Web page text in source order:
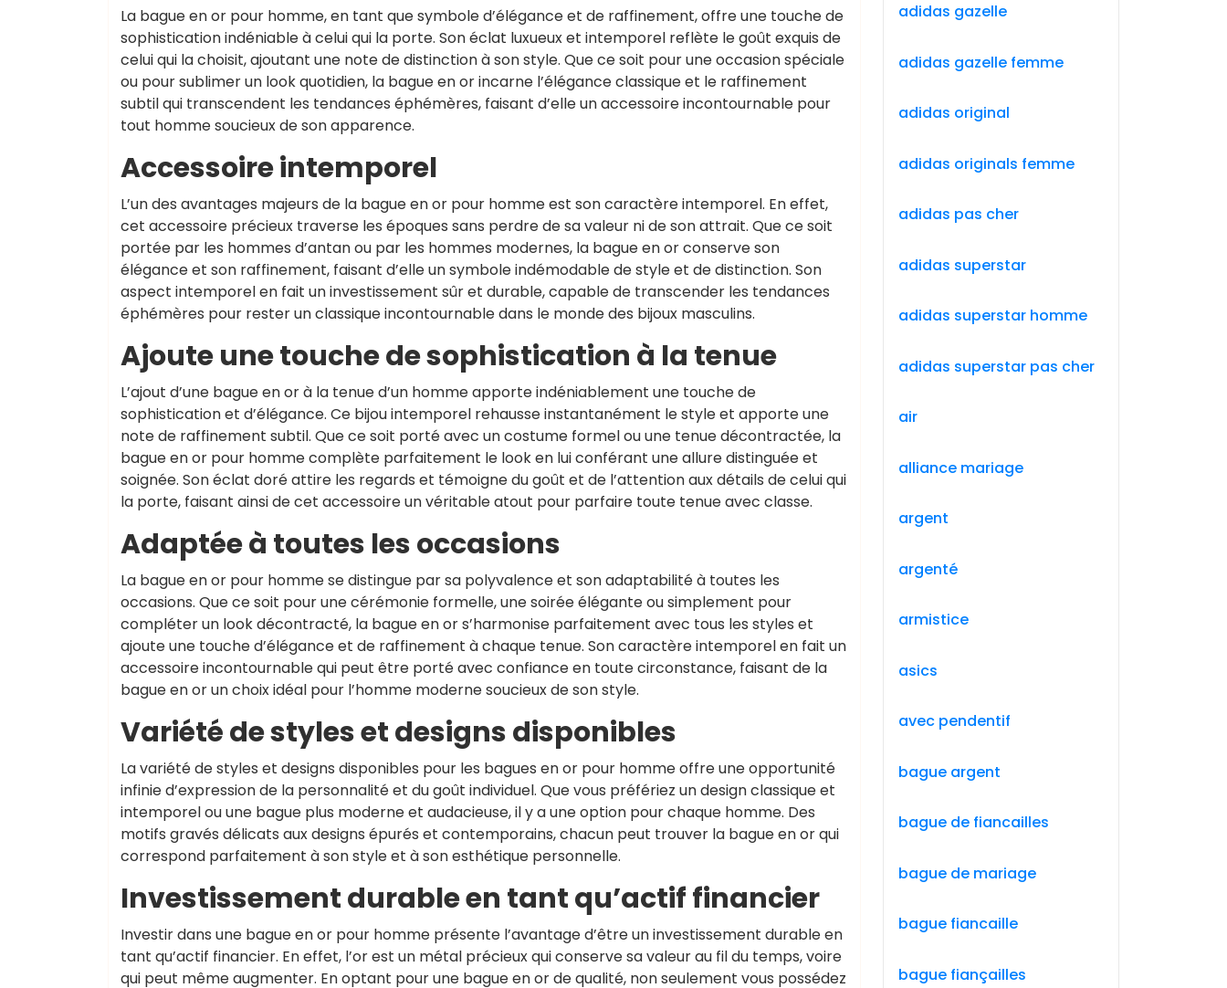
La bague en or pour homme, en tant que symbole d’élégance et de raffinement, offre une touche de
sophistication indéniable à celui qui la porte. Son éclat luxueux et intemporel reflète le goût exquis de
celui qui la choisit, ajoutant une note de distinction à son style. Que ce soit pour une occasion spéciale
ou pour sublimer un look quotidien, la bague en or incarne l’élégance classique et le raffinement
subtil qui transcendent les tendances éphémères, faisant d’elle un accessoire incontournable pour
tout homme soucieux de son apparence.
Accessoire intemporel
L’un des avantages majeurs de la bague en or pour homme est son caractère intemporel. En effet,
cet accessoire précieux traverse les époques sans perdre de sa valeur ni de son attrait. Que ce soit
portée par les hommes d’antan ou par les hommes modernes, la bague en or conserve son
élégance et son raffinement, faisant d’elle un symbole indémodable de style et de distinction. Son
aspect intemporel en fait un investissement sûr et durable, capable de transcender les tendances
éphémères pour rester un classique incontournable dans le monde des bijoux masculins.
Ajoute une touche de sophistication à la tenue
L’ajout d’une bague en or à la tenue d’un homme apporte indéniablement une touche de
sophistication et d’élégance. Ce bijou intemporel rehausse instantanément le style et apporte une
note de raffinement subtil. Que ce soit porté avec un costume formel ou une tenue décontractée, la
bague en or pour homme complète parfaitement le look en lui conférant une allure distinguée et
soignée. Son éclat doré attire les regards et témoigne du goût et de l’attention aux détails de celui qui
la porte, faisant ainsi de cet accessoire un véritable atout pour parfaire toute tenue avec classe.
Adaptée à toutes les occasions
La bague en or pour homme se distingue par sa polyvalence et son adaptabilité à toutes les
occasions. Que ce soit pour une cérémonie formelle, une soirée élégante ou simplement pour
compléter un look décontracté, la bague en or s’harmonise parfaitement avec tous les styles et
ajoute une touche d’élégance et de raffinement à chaque tenue. Son caractère intemporel en fait un
accessoire incontournable qui peut être porté avec confiance en toute circonstance, faisant de la
bague en or un choix idéal pour l’homme moderne soucieux de son style.
Variété de styles et designs disponibles
La variété de styles et designs disponibles pour les bagues en or pour homme offre une opportunité
infinie d’expression de la personnalité et du goût individuel. Que vous préfériez un design classique et
intemporel ou une bague plus moderne et audacieuse, il y a une option pour chaque homme. Des
motifs gravés délicats aux designs épurés et contemporains, chacun peut trouver la bague en or qui
correspond parfaitement à son style et à son esthétique personnelle.
Investissement durable en tant qu’actif financier
Investir dans une bague en or pour homme présente l’avantage d’être un investissement durable en
tant qu’actif financier. En effet, l’or est un métal précieux qui conserve sa valeur au fil du temps, voire
qui peut même augmenter. En optant pour une bague en or de qualité, non seulement vous possédez
adidas gazelle
adidas gazelle femme
adidas original
adidas originals femme
adidas pas cher
adidas superstar
adidas superstar homme
adidas superstar pas cher
air
alliance mariage
argent
argenté
armistice
asics
avec pendentif
bague argent
bague de fiancailles
bague de mariage
bague fiancaille
bague fiançailles